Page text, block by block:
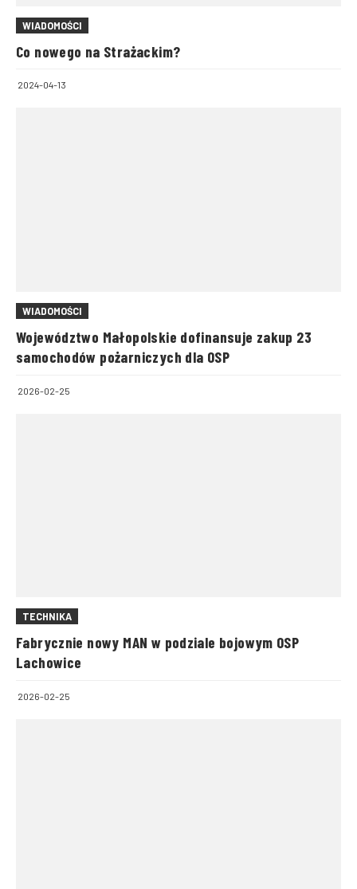
WIADOMOŚCI
Co nowego na Strażackim?
2024-04-13
WIADOMOŚCI
Województwo Małopolskie dofinansuje zakup 23
samochodów pożarniczych dla OSP
2026-02-25
TECHNIKA
Fabrycznie nowy MAN w podziale bojowym OSP
Lachowice
2026-02-25